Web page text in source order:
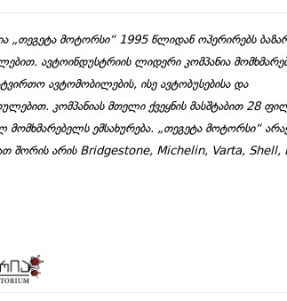
„თეგეტა მოტორსი“ 1995 წლიდან ოპერირებს
ავტოინდუსტრიის ლიდერი კომპანია
ავტომობილების, ისე ავტობუსებისა და
კომპანიას მთელი ქვეყნის მასშტაბით 28
ემსახურება. „თეგეტა მოტორსი“
შორის არის Bridgestone, Michelin, Varta, Shell,